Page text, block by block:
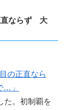
直ならず 大
の正直なら
…」
た。初制覇を